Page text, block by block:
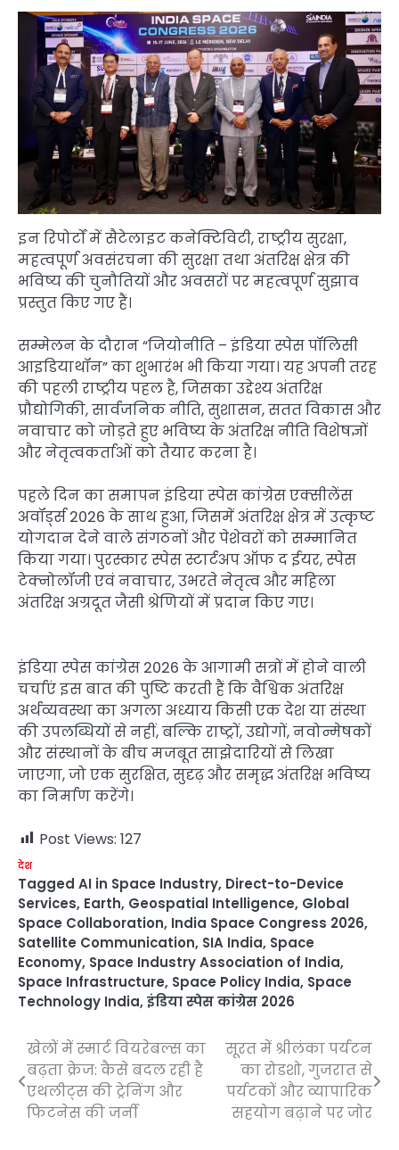
इन रिपोर्टों में सैटेलाइट कनेक्टिविटी, राष्ट्रीय सुरक्षा,
महत्वपूर्ण अवसंरचना की सुरक्षा तथा अंतरिक्ष क्षेत्र की
भविष्य की चुनौतियों और अवसरों पर महत्वपूर्ण सुझाव
प्रस्तुत किए गए हैं।
सम्मेलन के दौरान “जियोनीति – इंडिया स्पेस पॉलिसी
आइडियाथॉन” का शुभारंभ भी किया गया। यह अपनी तरह
की पहली राष्ट्रीय पहल है, जिसका उद्देश्य अंतरिक्ष
प्रौद्योगिकी, सार्वजनिक नीति, सुशासन, सतत विकास और
नवाचार को जोड़ते हुए भविष्य के अंतरिक्ष नीति विशेषज्ञों
और नेतृत्वकर्ताओं को तैयार करना है।
पहले दिन का समापन इंडिया स्पेस कांग्रेस एक्सीलेंस
अवॉर्ड्स 2026 के साथ हुआ, जिसमें अंतरिक्ष क्षेत्र में उत्कृष्ट
योगदान देने वाले संगठनों और पेशेवरों को सम्मानित
किया गया। पुरस्कार स्पेस स्टार्टअप ऑफ द ईयर, स्पेस
टेक्नोलॉजी एवं नवाचार, उभरते नेतृत्व और महिला
अंतरिक्ष अग्रदूत जैसी श्रेणियों में प्रदान किए गए।
इंडिया स्पेस कांग्रेस 2026 के आगामी सत्रों में होने वाली
चर्चाएं इस बात की पुष्टि करती हैं कि वैश्विक अंतरिक्ष
अर्थव्यवस्था का अगला अध्याय किसी एक देश या संस्था
की उपलब्धियों से नहीं, बल्कि राष्ट्रों, उद्योगों, नवोन्मेषकों
और संस्थानों के बीच मजबूत साझेदारियों से लिखा
जाएगा, जो एक सुरक्षित, सुदृढ़ और समृद्ध अंतरिक्ष भविष्य
का निर्माण करेंगे।
Post Views: 127
देश
Tagged AI in Space Industry, Direct-to-Device
Services, Earth, Geospatial Intelligence, Global
Space Collaboration, India Space Congress 2026,
Satellite Communication, SIA India, Space
Economy, Space Industry Association of India,
Space Infrastructure, Space Policy India, Space
Technology India, इंडिया स्पेस कांग्रेस 2026
Post
navigation
खेलों में स्मार्ट वियरेबल्स का
बढ़ता क्रेज: कैसे बदल रही है
एथलीट्स की ट्रेनिंग और
फिटनेस की जर्नी
सूरत में श्रीलंका पर्यटन
का रोडशो, गुजरात से
पर्यटकों और व्यापारिक
सहयोग बढ़ाने पर जोर